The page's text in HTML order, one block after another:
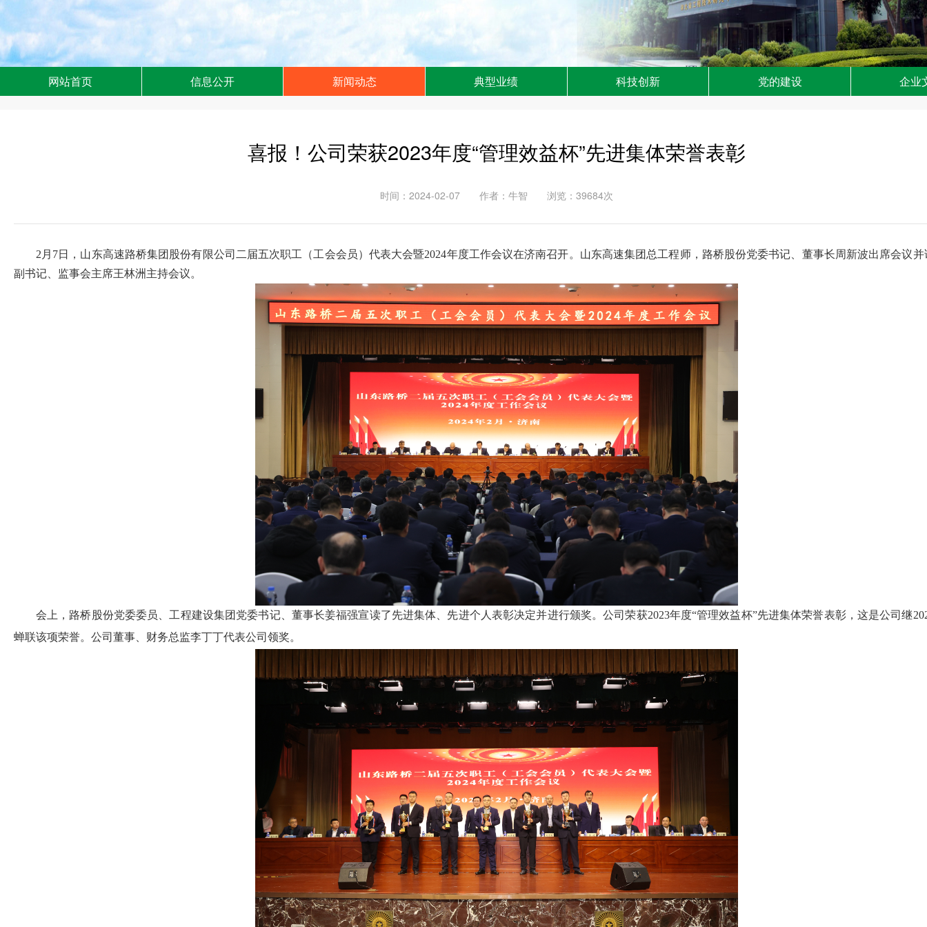
奉献 诚信 执着 创新
网站首页 信息公开 新闻动态 典型业绩 科技创新 党的建设 企业
喜报！公司荣获2023年度“管理效益杯”先进集体荣誉表彰
时间：2024-02-07 作者：牛智 浏览：39684次
2月7日，山东高速路桥集团股份有限公司二届五次职工（工会会员）代表大会暨2024年度工作会议在济南召开。山东高速集团总工程师，路桥股份党委书记、董事长周新波出席会议
副书记、监事会主席王林洲主持会议。
会上，路桥股份党委委员、工程建设集团党委书记、董事长姜福强宣读了先进集体、先进个人表彰决定并进行颁奖。公司荣获2023年度“管理效益杯”先进集体荣誉表彰，这是公司继
蝉联该项荣誉。公司董事、财务总监李丁丁代表公司领奖。